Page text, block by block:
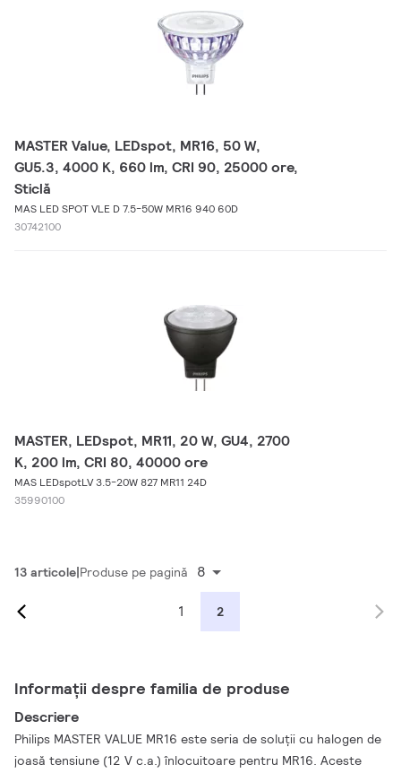
MASTER Value, LEDspot, MR16, 50 W,
GU5.3, 4000 K, 660 lm, CRI 90, 25000 ore,
Sticlă
MAS LED SPOT VLE D 7.5-50W MR16 940 60D
30742100
MASTER, LEDspot, MR11, 20 W, GU4, 2700
K, 200 lm, CRI 80, 40000 ore
MAS LEDspotLV 3.5-20W 827 MR11 24D
35990100
13 articole Produse pe pagină 8
1 2
Informații despre familia de produse
Descriere
Philips MASTER VALUE MR16 este seria de soluţii cu halogen de
joasă tensiune (12 V c.a.) înlocuitoare pentru MR16. Aceste